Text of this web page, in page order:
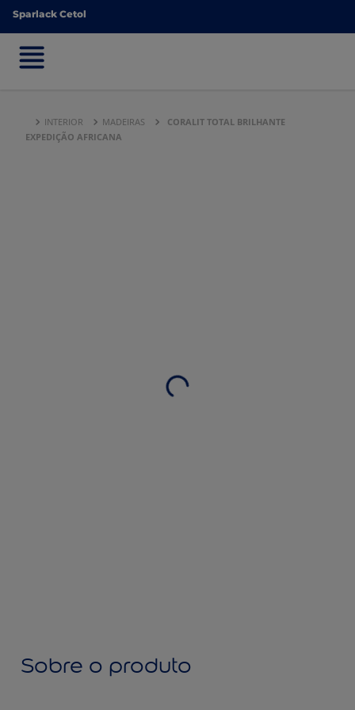
Sparlack Cetol
Sparlack Cetol
INTERIOR MADEIRAS
CORALIT TOTAL BRILHANTE
EXPEDIÇÃO AFRICANA
Sobre o produto